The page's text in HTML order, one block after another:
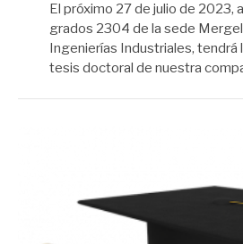
El próximo 27 de julio de 2023,
grados 2304 de la sede
Ingenierías Industriales, tendrá
tesis doctoral de nuestra